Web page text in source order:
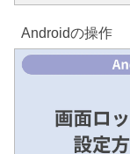
Androidの操作
面ロック